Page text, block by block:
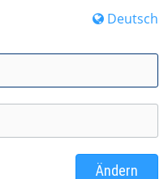
Deutsch